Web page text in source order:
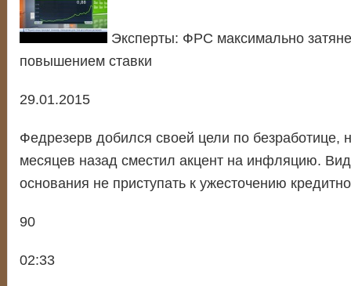
Эксперты: ФРС максимально
повышением ставки
29.01.2015
Федрезерв добился своей цели по безработице,
месяцев назад сместил акцент на инфляцию.
основания не приступать к ужесточению
90
02:33